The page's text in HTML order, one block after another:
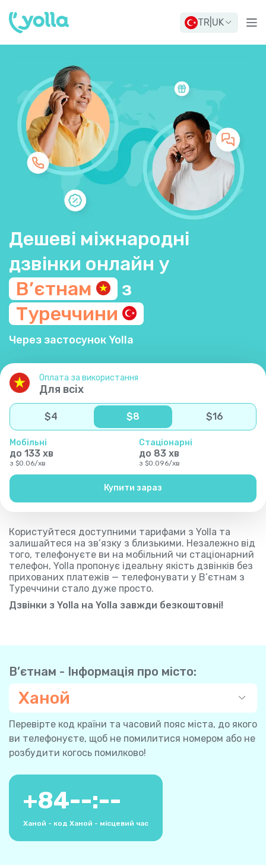
TR UK
Дешеві міжнародні
дзвінки онлайн у
В’єтнам
з
Туреччини
Через застосунок Yolla
Оплата за використання
Для всіх
$4 $8 $16
Мобільні
до 133 хв
з $0.06/хв
Стаціонарні
до 83 хв
з $0.096/хв
Купити зараз
Користуйтеся доступними тарифами з Yolla та
залишайтеся на зв’язку з близькими. Незалежно від
того, телефонуєте ви на мобільний чи стаціонарний
телефон, Yolla пропонує ідеальну якість дзвінків без
прихованих платежів — телефонувати у В’єтнам з
Туреччини стало дуже просто.
Дзвінки з Yolla на Yolla завжди безкоштовні!
В’єтнам - Інформація про місто:
Ханой
Перевірте код країни та часовий пояс міста, до якого
ви телефонуєте, щоб не помилитися номером або не
розбудити когось помилково!
+84
Ханой - код
--:--
Ханой - місцевий час